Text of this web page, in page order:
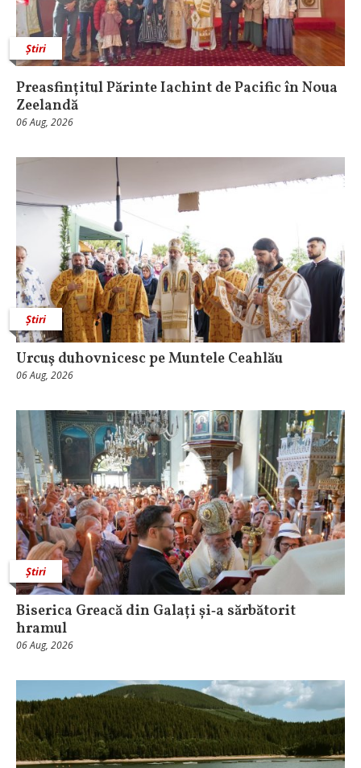
Știri
Preasfințitul Părinte Iachint de Pacific în Noua
Zeelandă
06 Aug, 2026
Știri
Urcuş duhovnicesc pe Muntele Ceahlău
06 Aug, 2026
Știri
Biserica Greacă din Galați și‑a sărbătorit
hramul
06 Aug, 2026